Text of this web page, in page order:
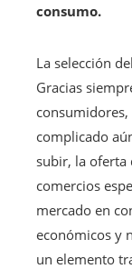
consumo.
La selección
Gracias
consumidores,
complicado
subir, la
comercios
mercado en
económicos y
un elemento